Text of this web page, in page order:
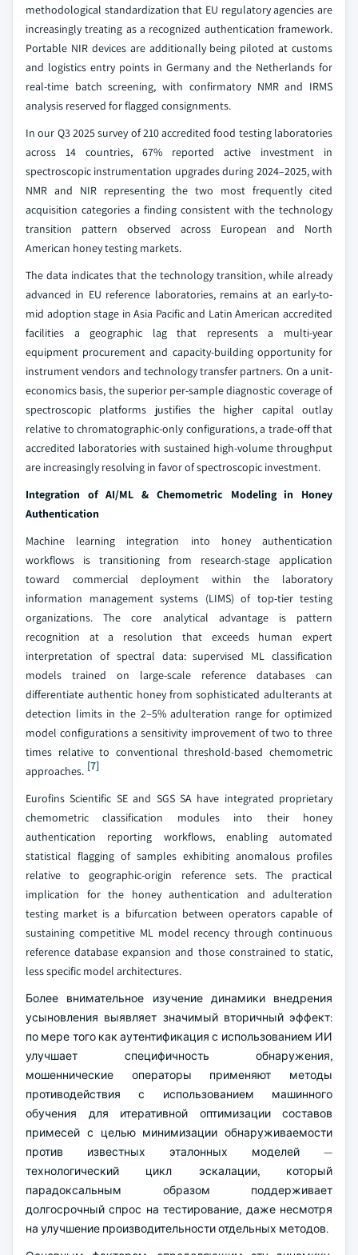
methodological standardization that EU regulatory agencies are
increasingly treating as a recognized authentication framework.
Portable NIR devices are additionally being piloted at customs
and logistics entry points in Germany and the Netherlands for
real-time batch screening, with confirmatory NMR and IRMS
analysis reserved for flagged consignments.
In our Q3 2025 survey of 210 accredited food testing laboratories
across 14 countries, 67% reported active investment in
spectroscopic instrumentation upgrades during 2024–2025, with
NMR and NIR representing the two most frequently cited
acquisition categories a finding consistent with the technology
transition pattern observed across European and North
American honey testing markets.
The data indicates that the technology transition, while already
advanced in EU reference laboratories, remains at an early-to-
mid adoption stage in Asia Pacific and Latin American accredited
facilities a geographic lag that represents a multi-year
equipment procurement and capacity-building opportunity for
instrument vendors and technology transfer partners. On a unit-
economics basis, the superior per-sample diagnostic coverage of
spectroscopic platforms justifies the higher capital outlay
relative to chromatographic-only configurations, a trade-off that
accredited laboratories with sustained high-volume throughput
are increasingly resolving in favor of spectroscopic investment.
Integration of AI/ML & Chemometric Modeling in Honey
Authentication
Machine learning integration into honey authentication
workflows is transitioning from research-stage application
toward commercial deployment within the laboratory
information management systems (LIMS) of top-tier testing
organizations. The core analytical advantage is pattern
recognition at a resolution that exceeds human expert
interpretation of spectral data: supervised ML classification
models trained on large-scale reference databases can
differentiate authentic honey from sophisticated adulterants at
detection limits in the 2–5% adulteration range for optimized
model configurations a sensitivity improvement of two to three
times relative to conventional threshold-based chemometric
approaches. [7]
Eurofins Scientific SE and SGS SA have integrated proprietary
chemometric classification modules into their honey
authentication reporting workflows, enabling automated
statistical flagging of samples exhibiting anomalous profiles
relative to geographic-origin reference sets. The practical
implication for the honey authentication and adulteration
testing market is a bifurcation between operators capable of
sustaining competitive ML model recency through continuous
reference database expansion and those constrained to static,
less specific model architectures.
Более внимательное изучение динамики внедрения
усыновления выявляет значимый вторичный эффект:
по мере того как аутентификация с использованием ИИ
улучшает специфичность обнаружения,
мошеннические операторы применяют методы
противодействия с использованием машинного
обучения для итеративной оптимизации составов
примесей с целью минимизации обнаруживаемости
против известных эталонных моделей —
технологический цикл эскалации, который
парадоксальным образом поддерживает
долгосрочный спрос на тестирование, даже несмотря
на улучшение производительности отдельных методов.